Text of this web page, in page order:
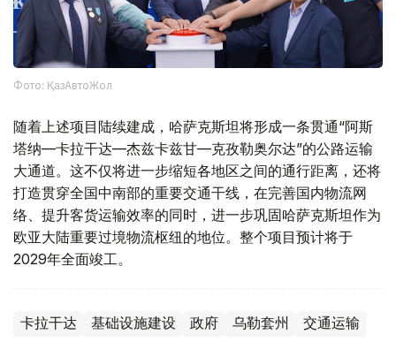
Фото: ҚазАвтоЖол
随着上述项目陆续建成，哈萨克斯坦将形成一条贯通“阿斯
塔纳—卡拉干达—杰兹卡兹甘—克孜勒奥尔达”的公路运输
大通道。这不仅将进一步缩短各地区之间的通行距离，还将
打造贯穿全国中南部的重要交通干线，在完善国内物流网
络、提升客货运输效率的同时，进一步巩固哈萨克斯坦作为
欧亚大陆重要过境物流枢纽的地位。整个项目预计将于
2029年全面竣工。
卡拉干达 基础设施建设 政府 乌勒套州 交通运输